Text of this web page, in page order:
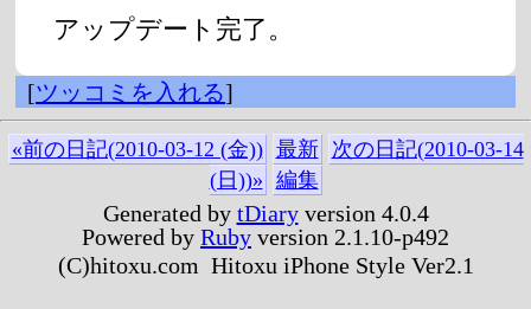
アップデート完了。
[ツッコミを入れる]
«前の日記(2010-03-12 (金)) 最新
次の日記(2010-03-14
(日))» 編集
Generated by tDiaryversion 4.0.4
Powered by Ruby version 2.1.10-p492